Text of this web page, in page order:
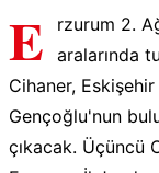
E
rzurum 2.
aralarında
Cihaner,
Gençoğlu'nun
çıkacak. Üçüncü